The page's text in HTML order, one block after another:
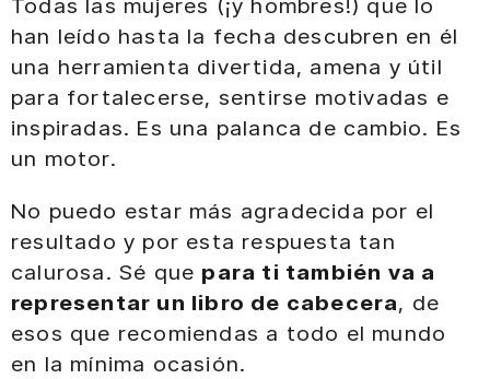
Todas las mujeres (¡y hombres!) que lo
han leído hasta la fecha descubren en él
una herramienta divertida, amena y útil
para fortalecerse, sentirse motivadas e
inspiradas. Es una palanca de cambio. Es
un motor.
No puedo estar más agradecida por el
resultado y por esta respuesta tan
calurosa. Sé que para ti también va a
representar un libro de cabecera, de
esos que recomiendas a todo el mundo
en la mínima ocasión.